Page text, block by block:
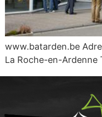
www.batarden.be
La Roche-en-Ardenne